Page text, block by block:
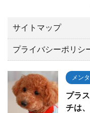
んと２億３００万円
います。 最後の１
ンパットのイーグル
ポーズ。 いやあカ
わずTVに向って叫
とこ ...
サイトマップ
プライバシーポリシ
メン
プラ
チは